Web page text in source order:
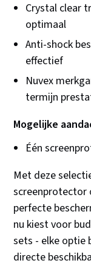
Crystal clear
optimaal
Anti-shock
effectief
Nuvex
termijn
Mogelijke
Één
Met deze
screenprotector
perfecte
nu kiest voor
sets - elke optie
directe